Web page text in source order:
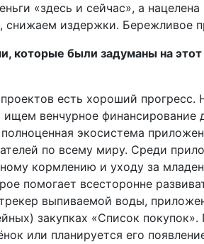
«здесь и сейчас», а
снижаем издержки. Бережливое
которые были задуманы на
есть хороший прогресс.
венчурное
экосистема
по всему миру. Среди
кормлению и уходу за
помогает всесторонне
выпиваемой воды,
закупках «Список
или планируется его